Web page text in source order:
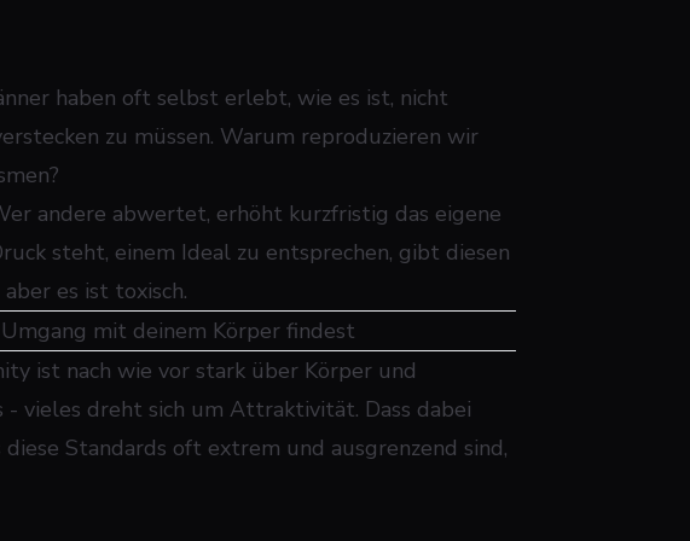
haben oft selbst erlebt, wie es ist, nicht
zu müssen. Warum reproduzieren wir
andere abwertet, erhöht kurzfristig das eigene
steht, einem Ideal zu entsprechen, gibt diesen
es ist toxisch.
mit deinem Körper findest
ist nach wie vor stark über Körper und
- vieles dreht sich um Attraktivität. Dass dabei
Standards oft extrem und ausgrenzend sind,